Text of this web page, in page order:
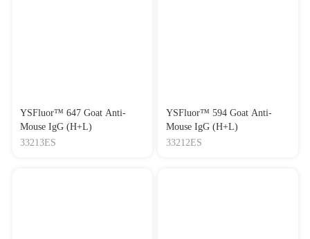
YSFluor™ 647 Goat Anti-
Mouse IgG (H+L)
33213ES
YSFluor™ 594 Goat Anti-
Mouse IgG (H+L)
33212ES